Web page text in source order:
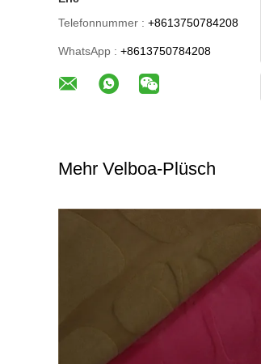
Telefonnummer : +8613750784208
WhatsApp : +8613750784208
Mehr Velboa-Plüsch